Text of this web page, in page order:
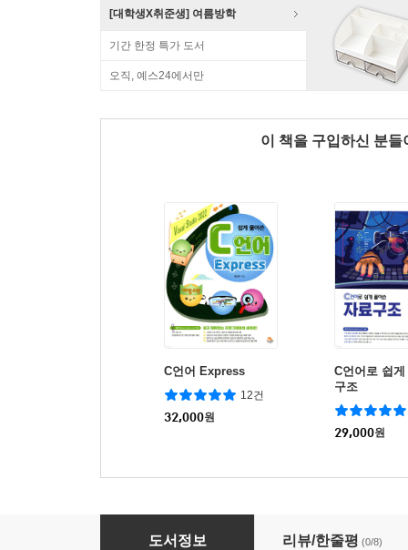
[대학생X취준생] 여름방학
기간 한정 특가 도서
오직, 예스24에서만
이 책을 구입하신 분
C언어 Express
12건
32,000원
C언어로 쉽
구조
29,000원
컴퓨팅 사고력을 키우는 이산수학
도서정보 리뷰/한줄평 (0/8)